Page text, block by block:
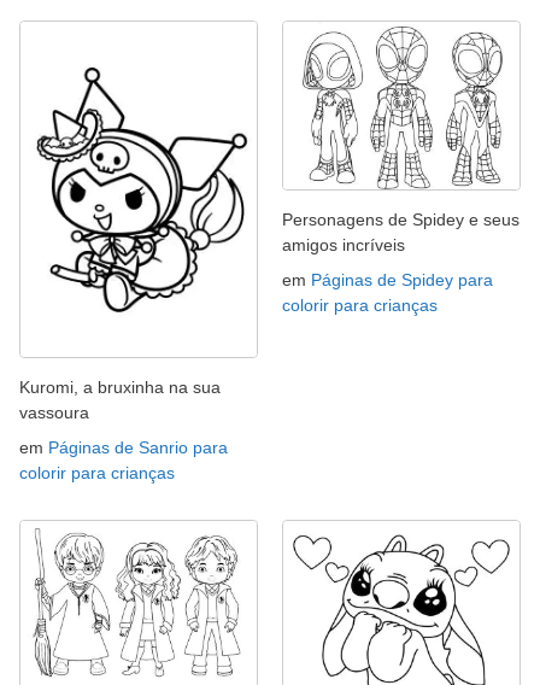
Kuromi, a bruxinha na sua
vassoura
em Páginas de Sanrio para
colorir para crianças
Personagens de Spidey e seus
amigos incríveis
em Páginas de Spidey para
colorir para crianças